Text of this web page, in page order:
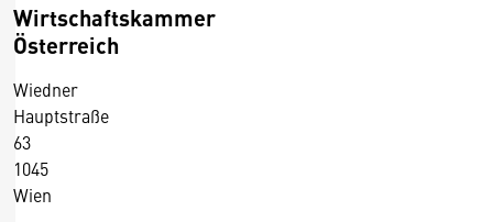
Wirtschaftskammer
Österreich
Wiedner
Hauptstraße
63
1045
Wien